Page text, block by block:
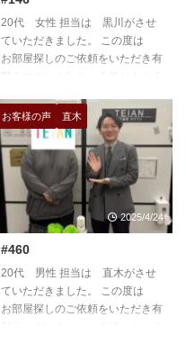
20代 女性 担当は 黒川がさせ
ていただきました。 この度は
お部屋探しのご依頼をいただき有
https://teian-enh.com/staff004/
お客様の声 直木
2025/4/24
#460
20代 男性 担当は 直木がさせ
ていただきました。 この度は
お部屋探しのご依頼をいただき有